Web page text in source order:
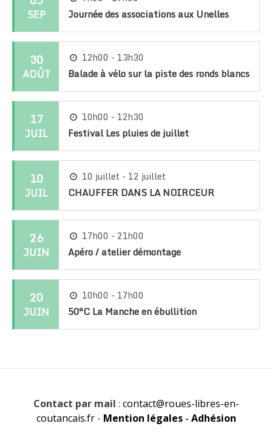
SEP Journée des associations aux Unelles
30
AOÛT
12h00 - 13h30
Balade à vélo sur la piste des ronds blancs
17
JUIL
10h00 - 12h30
Festival Les pluies de juillet
10
JUIL
10 juillet - 12 juillet
CHAUFFER DANS LA NOIRCEUR
26
JUIN
17h00 - 21h00
Apéro / atelier démontage
20
JUIN
10h00 - 17h00
50°C La Manche en ébullition
Contact par mail : contact@roues-libres-en-
coutancais.fr- Mention légales- Adhésion